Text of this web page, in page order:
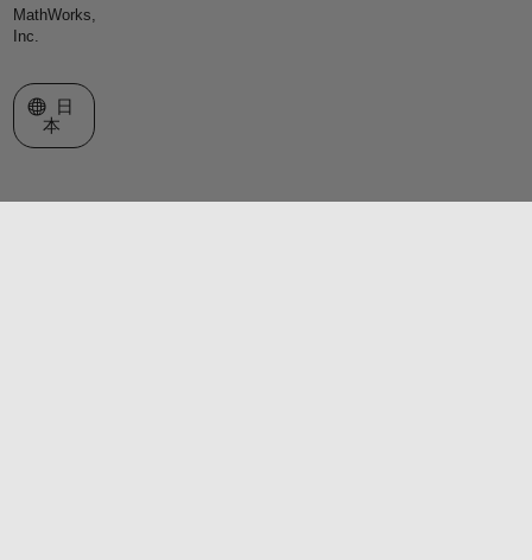
MathWorks,
Inc.
Web サイトの選択
日
本